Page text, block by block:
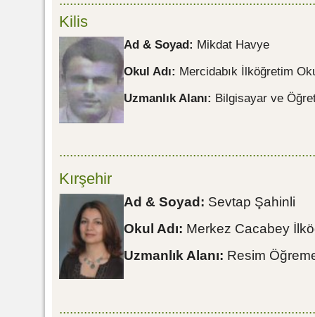
Kilis
Ad & Soyad: Mikdat Havye
Okul Adı: Mercidabık İlköğretim
Uzmanlık Alanı: Bilgisayar ve
Kırşehir
Ad & Soyad: Sevtap Şahinli
Okul Adı: Merkez Cacabey
Uzmanlık Alanı: Resim